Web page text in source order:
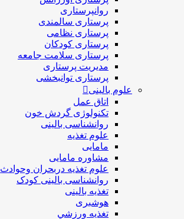
روانپرستاری
پرستاری سالمندی
پرستاری نظامی
پرستاری کودکان
پرستاری سلامت جامعه
مدیریت پرستاری
پرستاری توانبخشی
علوم بالینی
اتاق عمل
تکنولوژی گردش خون
روانشناسی بالینی
علوم تغذیه
مامایی
مشاوره مامایی
علوم تغذیه دربحران وحوادث
روانشناسی بالینی کودک
تغذیه بالینی
هوشبری
تغذيه ورزشي